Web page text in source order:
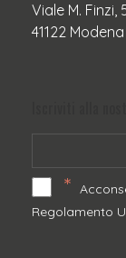
Viale M. Finzi,
41122
*
Regolamento